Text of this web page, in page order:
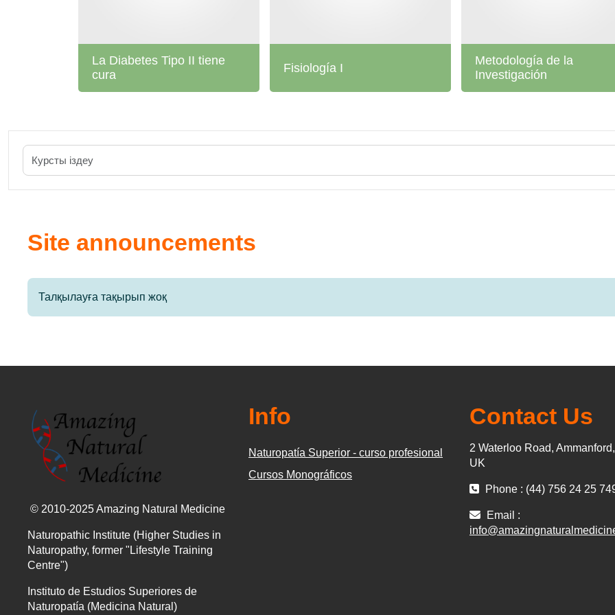
La Diabetes Tipo II tiene
cura
Fisiología I
Metodología de la
Investigación
Site announcements
Талқылауға тақырып жоқ
© 2010-2025 Amazing Natural Medicine
Naturopathic Institute (Higher Studies in
Naturopathy, former "Lifestyle Training
Centre")
Instituto de Estudios Superiores de
Naturopatía (Medicina Natural)
Info
Naturopatía Superior - curso profesional
Cursos Monográficos
Contact Us
2 Waterloo Road,
UK
Phone : (44) 756 24 25
Email :